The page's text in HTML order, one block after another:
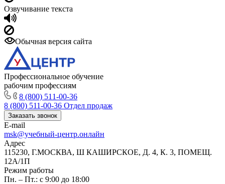
Озвучивание текста
Обычная версия сайта
Профессиональное обучение
рабочим профессиям
8 (800) 511-00-36
8 (800) 511-00-36 Отдел продаж
Заказать звонок
E-mail
msk@учебный-центр.онлайн
Адрес
115230, Г.МОСКВА, Ш КАШИРСКОЕ, Д. 4, К. 3, ПОМЕЩ.
12А/1П
Режим работы
Пн. – Пт.: с 9:00 до 18:00